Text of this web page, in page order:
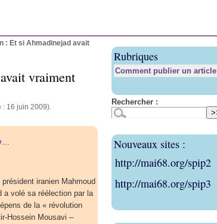
: Et si Ahmadinejad avait
vraiment
16 juin 2009).
président iranien Mahmoud
a volé sa réélection par la
de la « révolution
Hossein Mousavi –
Rubriques
Comment publier un article
Rechercher :
Nouveaux sites :
http://mai68.org/spip2
http://mai68.org/spip3